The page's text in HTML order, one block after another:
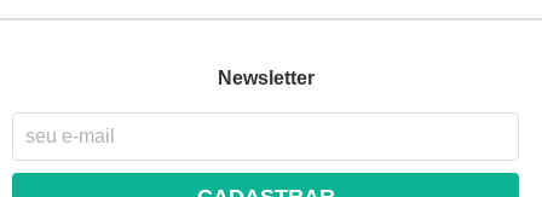
Newsletter